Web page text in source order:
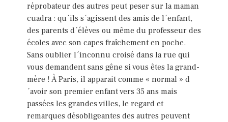
réprobateur des autres peut peser sur la maman
cuadra : qu´ils s´agissent des amis de l´enfant,
des parents d´élèves ou même du professeur des
écoles avec son capes fraîchement en poche.
Sans oublier l´inconnu croisé dans la rue qui
vous demandent sans gêne si vous êtes la grand-
mère ! À Paris, il apparait comme « normal » d
´avoir son premier enfant vers 35 ans mais
passées les grandes villes, le regard et
remarques désobligeantes des autres peuvent